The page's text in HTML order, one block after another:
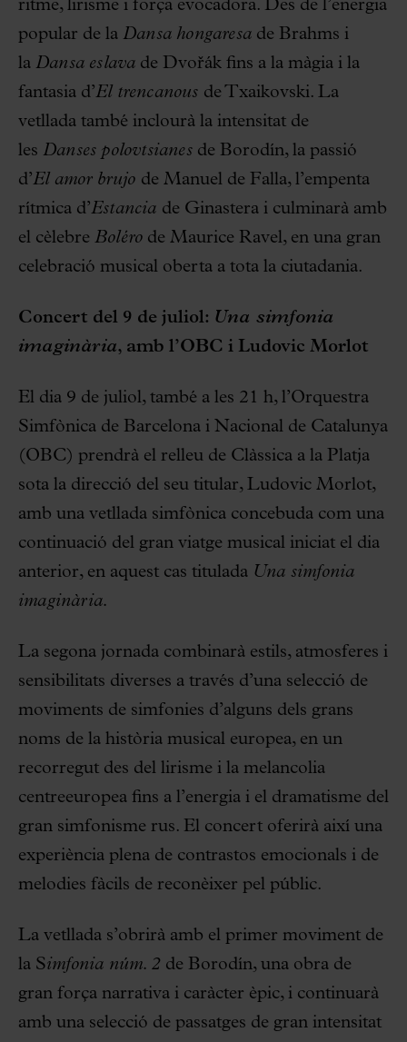
ritme, lirisme i força evocadora. Des de l’energia
popular de la Dansa hongaresa de Brahms i
la Dansa eslava de Dvořák fins a la màgia i la
fantasia d’El trencanous de Txaikovski. La
vetllada també inclourà la intensitat de
les Danses polovtsianesde Borodín, la passió
d’El amor brujo de Manuel de Falla, l’empenta
rítmica d’Estancia de Ginastera i culminarà amb
el cèlebre Boléro de Maurice Ravel, en una gran
celebració musical oberta a tota la ciutadania.
Concert del 9 de juliol: Una simfonia
imaginària, amb l’OBC i Ludovic Morlot
El dia 9 de juliol, també a les 21 h, l’Orquestra
Simfònica de Barcelona i Nacional de Catalunya
(OBC) prendrà el relleu de Clàssica a la Platja
sota la direcció del seu titular, Ludovic Morlot,
amb una vetllada simfònica concebuda com una
continuació del gran viatge musical iniciat el dia
anterior, en aquest cas titulada Una simfonia
imaginària.
La segona jornada combinarà estils, atmosferes i
sensibilitats diverses a través d’una selecció de
moviments de simfonies d’alguns dels grans
noms de la història musical europea, en un
recorregut des del lirisme i la melancolia
centreeuropea fins a l’energia i el dramatisme del
gran simfonisme rus. El concert oferirà així una
experiència plena de contrastos emocionals i de
melodies fàcils de reconèixer pel públic.
La vetllada s’obrirà amb el primer moviment de
la Simfonia núm. 2 de Borodín, una obra de
gran força narrativa i caràcter èpic, i continuarà
amb una selecció de passatges de gran intensitat